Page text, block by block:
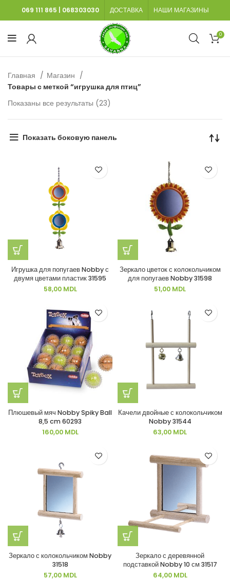
069 111 865 068303030 ДОСТАВКА НАШИ МАГАЗИНЫ
0
Главная
Магазин
Товары с меткой “игрушка для птиц”
Показаны все результаты (23)
Показать боковую панель
Игрушка для попугаев Nobby с
двумя цветами пластик 31595
58,00 MDL
Зеркало цветок с колокольчиком
для попугаев Nobby 31598
51,00 MDL
Плюшевый мяч Nobby Spiky Ball
8,5 cm 60293
160,00 MDL
Качели двойные с колокольчиком
Nobby 31544
63,00 MDL
Зеркало с колокольчиком Nobby
31518
57,00 MDL
Зеркало с деревянной
подставкой Nobby 10 см 31517
64,00 MDL